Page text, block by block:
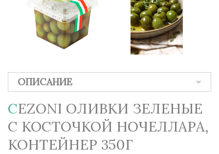
ОПИСАНИЕ
CEZONI ОЛИВКИ ЗЕЛЕНЫЕ
С КОСТОЧКОЙ НОЧЕЛЛАРА,
КОНТЕЙНЕР 350Г